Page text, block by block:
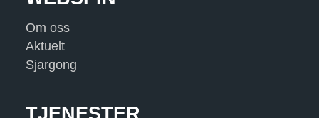
Om oss
Aktuelt
Sjargong
TJENESTER